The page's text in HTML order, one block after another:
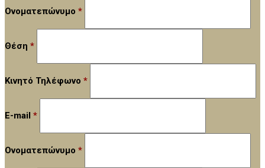
Ονοματεπώνυμο *
Θέση *
Κινητό Τηλέφωνο *
E-mail *
Ονοματεπώνυμο *